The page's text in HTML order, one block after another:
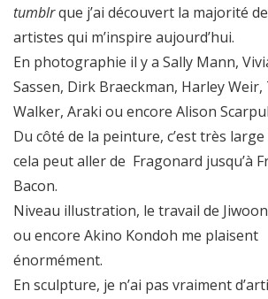
tumblrque j’ai découvert la majorité
artistes qui m’inspire aujourd’hui.
En photographie il y a Sally Mann,
Sassen, Dirk Braeckman, Harley Weir,
Walker, Araki ou encore Alison
Du côté de la peinture, c’est très
cela peut aller de Fragonard jusqu’à
Bacon.
Niveau illustration, le travail de
ou encore Akino Kondoh me plaisent
énormément.
En sculpture, je n’ai pas vraiment